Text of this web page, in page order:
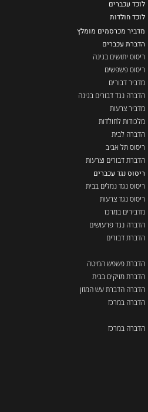
לוכד עכברים
לוכד חולדות
מדביר מכרסמים מומלץ
הדברת עכברים
ריסוס יתושים בגינה
ריסוס פשפשים
מדביר דבורים
הדברה נגד דבורים בגינה
מדביר צרעות
מלכודות לחולדות
הדברה לבית
ריסוס תל אביב
הדברת דבורים וצרעות
ריסוס נגד עכברים
ריסוס נגד נמלים בבית
ריסוס נגד צרעות
מדבירים במרכז
הדברה נגד פרעושים
הדברת דבורים
הדברת פשפש המיטה
הדברת מזיקים בבית
הדברה הדברת עש המזון
הדברה במרכז
הדברה במרכז